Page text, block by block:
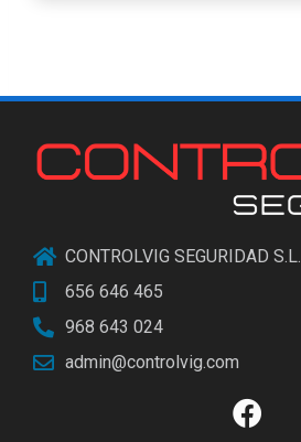
CONTROLVIG SEGURIDAD S.L.
656 646 465
968 643 024
admin@controlvig.com